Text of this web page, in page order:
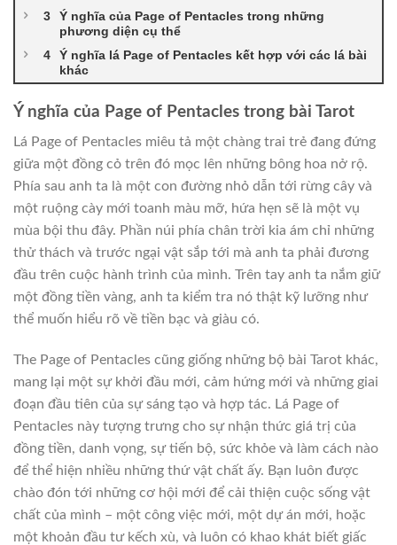
Ý nghĩa của Page of Pentacles trong những
phương diện cụ thể
Ý nghĩa lá Page of Pentacles kết hợp với các lá bài
khác
Ý nghĩa của Page of Pentacles trong bài Tarot
Lá Page of Pentacles miêu tả một chàng trai trẻ đang đứng
giữa một đồng cỏ trên đó mọc lên những bông hoa nở rộ.
Phía sau anh ta là một con đường nhỏ dẫn tới rừng cây và
một ruộng cày mới toanh màu mỡ, hứa hẹn sẽ là một vụ
mùa bội thu đây. Phần núi phía chân trời kia ám chỉ những
thử thách và trước ngại vật sắp tới mà anh ta phải đương
đầu trên cuộc hành trình của mình. Trên tay anh ta nắm giữ
một đồng tiền vàng, anh ta kiểm tra nó thật kỹ lưỡng như
thể muốn hiểu rõ về tiền bạc và giàu có.
The Page of Pentacles cũng giống những bộ bài Tarot khác,
mang lại một sự khởi đầu mới, cảm hứng mới và những giai
đoạn đầu tiên của sự sáng tạo và hợp tác. Lá Page of
Pentacles này tượng trưng cho sự nhận thức giá trị của
đồng tiền, danh vọng, sự tiến bộ, sức khỏe và làm cách nào
để thể hiện nhiều những thứ vật chất ấy. Bạn luôn được
chào đón tới những cơ hội mới để cải thiện cuộc sống vật
chất của mình – một công việc mới, một dự án mới, hoặc
một khoản đầu tư kếch xù, và luôn có khao khát biết giấc